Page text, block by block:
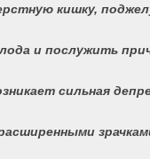
кишку,
и послужить
сильная